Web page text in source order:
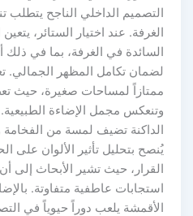
التصميم الداخلي الناجح يتطلب
الغرفة. عند اختيار الستائر، يتعين
السائدة في الغرفة، بما في ذلك
لضمان تكامل المظهر الجمالي.
ممتازاً لمساحات صغيرة، حيث
وتنعكس مجمل الإضاءة الطبيعية.
الداكنة تضيف لمسة من
يُنصح بتحليل تأثير الألوان على
القرار، حيث تشير الأبحاث إلى أن
استجابات عاطفية متفاوتة.
الأقمشة يلعب دوراً حيوياً في